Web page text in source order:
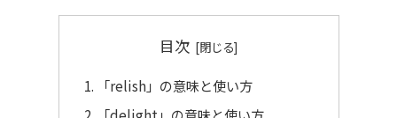
目次
「relish」の意味と使い方